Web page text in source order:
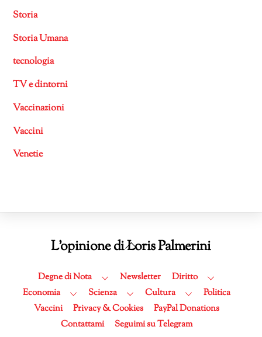
Storia
Storia Umana
tecnologia
TV e dintorni
Vaccinazioni
Vaccini
Venetie
Back
Top
L'opinione di Loris Palmerini
Degne di Nota Newsletter
Diritto
Economia
Scienza Cultura
Politica
Vaccini
Privacy & Cookies
PayPal Donations
Contattami
Seguimi su Telegram